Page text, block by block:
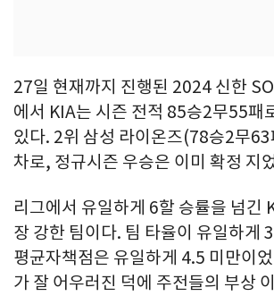
27일 현재까지 진행된 2024 신한
에서 KIA는 시즌 전적 85승2무55패
있다. 2위 삼성 라이온즈(78승2무
차로, 정규시즌 우승은 이미 확정 지
리그에서 유일하게 6할 승률을 넘긴
장 강한 팀이다. 팀 타율이 유일하게
평균자책점은 유일하게 4.5 미만이
가 잘 어우러진 덕에 주전들의 부상